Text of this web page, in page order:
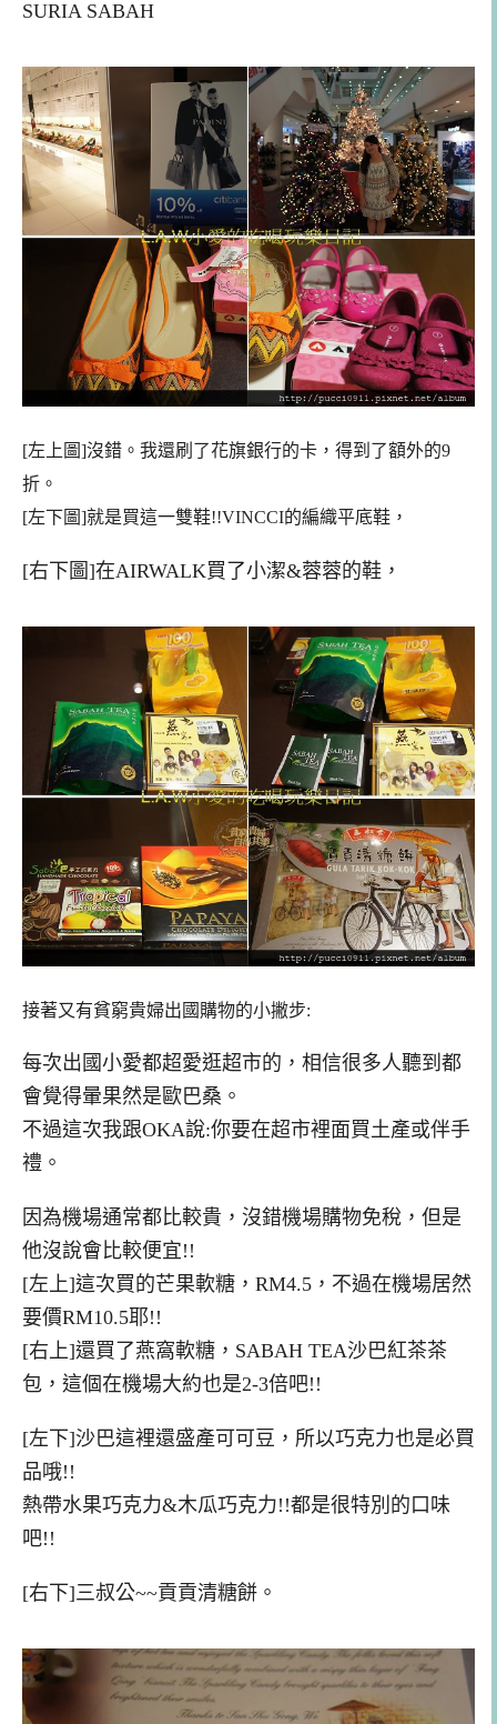
SURIA SABAH
[左上圖]沒錯。我還刷了花旗銀行的卡，得到了額外的9
折。
[左下圖]就是買這一雙鞋!!VINCCI的編織平底鞋，
[右下圖]在AIRWALK買了小潔&蓉蓉的鞋，
接著又有貧窮貴婦出國購物的小撇步:
每次出國小愛都超愛逛超市的， 相信很多人聽到都
會覺得暈果然是歐巴桑。
不過這次我跟OKA說:你要在超市裡面買土產或伴手
禮。
因為機場通常都比較貴，沒錯機場購物免稅 ，但是
他沒說會比較便宜!!
[左上]這次買的芒果軟糖，RM4.5，不過在機場居然
要價RM10.5耶!!
[右上]還買了燕窩軟糖 ， SABAH TEA沙巴紅茶茶
包，這個在機場大約也是2-3倍吧!!
[左下]沙巴這裡還盛產可可豆，所以巧克力也是必買
品哦!!
熱帶水果巧克力&木瓜巧克力!!都是很特別的口味
吧!!
[右下]三叔公~~貢貢清糖餅。